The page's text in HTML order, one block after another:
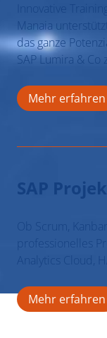
Innovative
Manaia
das ganze
SAP Lumira & Co
Mehr erfahren
SAP
Ob Scrum,
professionelles
Analytics Cloud,
Mehr erfahren